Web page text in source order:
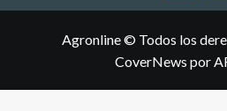
Agronline © Todos los
CoverNews por